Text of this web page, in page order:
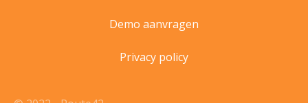
Demo aanvragen
Privacy policy